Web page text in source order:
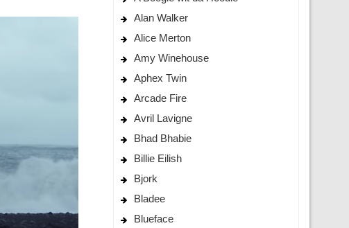
Alan Walker
Alice Merton
Amy Winehouse
Aphex Twin
Arcade Fire
Avril Lavigne
Bhad Bhabie
Billie Eilish
Bjork
Bladee
Blueface